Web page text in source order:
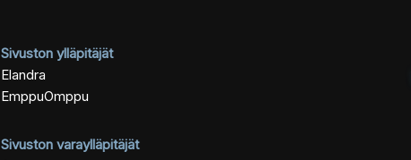
Sivuston ylläpitäjät
Elandra
EmppuOmppu
Sivuston varaylläpitäjät